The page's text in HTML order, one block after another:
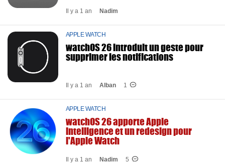
Il y a 1 an Nadim
APPLE WATCH
watchOS 26 introduit un geste pour
supprimer les notifications
Il y a 1 an Alban 1
APPLE WATCH
watchOS 26 apporte Apple
intelligence et un redesign pour
l'Apple Watch
Il y a 1 an Nadim 5